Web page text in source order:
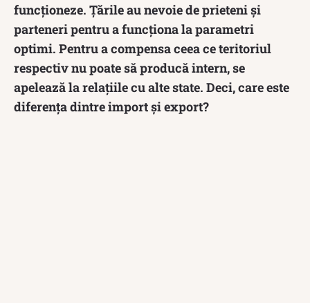
funcționeze. Țările au nevoie de prieteni și
parteneri pentru a funcționa la parametri
optimi. Pentru a compensa ceea ce teritoriul
respectiv nu poate să producă intern, se
apelează la relațiile cu alte state. Deci, care este
diferența dintre import și export?